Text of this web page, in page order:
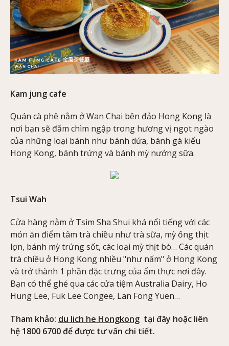
Kam jung cafe
Quán cà phê nằm ở Wan Chai bên đảo Hong Kong là
nơi bạn sẽ đắm chìm ngập trong hương vị ngọt ngào
của những loại bánh như bánh dứa, bánh gà kiểu
Hong Kong, bánh trứng và bánh mỳ nướng sữa.
Tsui Wah
Cửa hàng nằm ở Tsim Sha Shui khá nổi tiếng với các
món ăn điểm tâm trà chiều như trà sữa, mỳ ống thịt
lợn, bánh mỳ trứng sốt, các loại mỳ thịt bò… Các quán
trà chiều ở Hong Kong nhiều "như nấm" ở Hong Kong
và trở thành 1 phần đặc trưng của ẩm thực nơi đây.
Bạn có thể ghé qua các cửa tiệm Australia Dairy, Ho
Hung Lee, Fuk Lee Congee, Lan Fong Yuen…
Tham khảo: du lich he Hongkong tại đây hoặc liên
hệ 1800 6700 để được tư vấn chi tiết.